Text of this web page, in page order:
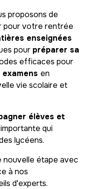
proposons de
pour votre rentrée
enseignées
pour préparer sa
efficaces pour
en
vie scolaire et
élèves et
importante qui
lycéens.
étape avec
à nos
d'experts.